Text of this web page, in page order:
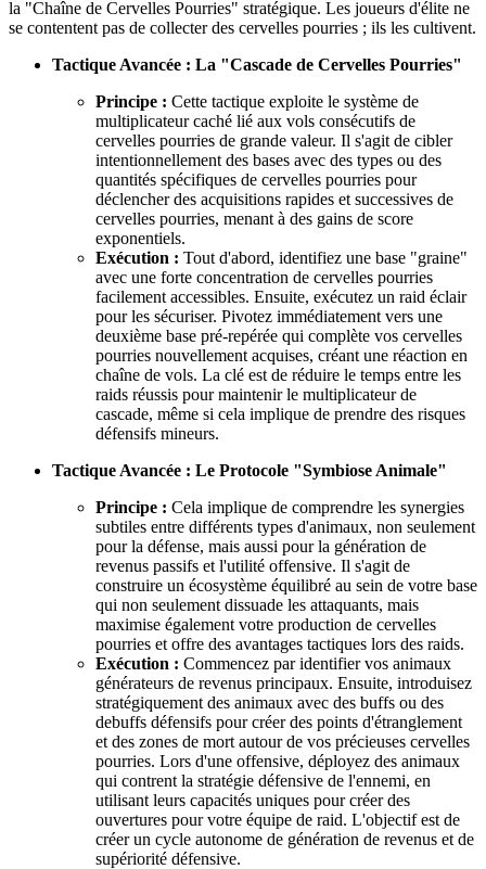
la "Chaîne de Cervelles Pourries" stratégique. Les joueurs d'élite ne
se contentent pas de collecter des cervelles pourries ; ils les cultivent.
Tactique Avancée : La "Cascade de Cervelles Pourries"
Principe : Cette tactique exploite le système de
multiplicateur caché lié aux vols consécutifs de
cervelles pourries de grande valeur. Il s'agit de cibler
intentionnellement des bases avec des types ou des
quantités spécifiques de cervelles pourries pour
déclencher des acquisitions rapides et successives de
cervelles pourries, menant à des gains de score
exponentiels.
Exécution : Tout d'abord, identifiez une base "graine"
avec une forte concentration de cervelles pourries
facilement accessibles. Ensuite, exécutez un raid éclair
pour les sécuriser. Pivotez immédiatement vers une
deuxième base pré-repérée qui complète vos cervelles
pourries nouvellement acquises, créant une réaction en
chaîne de vols. La clé est de réduire le temps entre les
raids réussis pour maintenir le multiplicateur de
cascade, même si cela implique de prendre des risques
défensifs mineurs.
Tactique Avancée : Le Protocole "Symbiose Animale"
Principe : Cela implique de comprendre les synergies
subtiles entre différents types d'animaux, non seulement
pour la défense, mais aussi pour la génération de
revenus passifs et l'utilité offensive. Il s'agit de
construire un écosystème équilibré au sein de votre base
qui non seulement dissuade les attaquants, mais
maximise également votre production de cervelles
pourries et offre des avantages tactiques lors des raids.
Exécution : Commencez par identifier vos animaux
générateurs de revenus principaux. Ensuite, introduisez
stratégiquement des animaux avec des buffs ou des
debuffs défensifs pour créer des points d'étranglement
et des zones de mort autour de vos précieuses cervelles
pourries. Lors d'une offensive, déployez des animaux
qui contrent la stratégie défensive de l'ennemi, en
utilisant leurs capacités uniques pour créer des
ouvertures pour votre équipe de raid. L'objectif est de
créer un cycle autonome de génération de revenus et de
supériorité défensive.